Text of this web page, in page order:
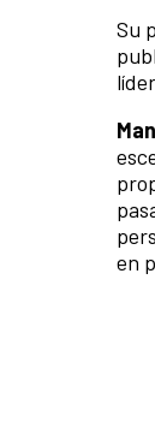
Su
en